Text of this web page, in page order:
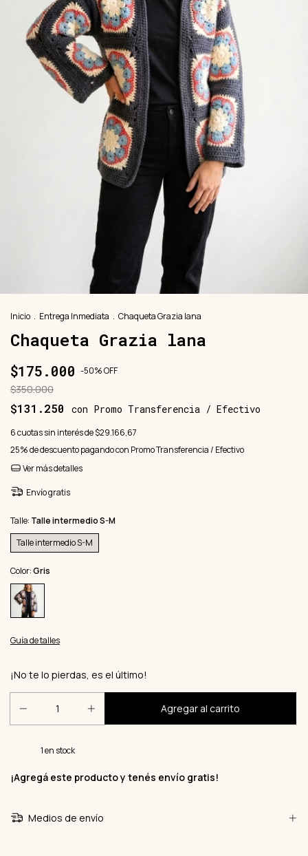
Inicio . Entrega Inmediata . Chaqueta Grazia lana
Chaqueta Grazia lana
$175.000 -50%OFF
$350.000
$131.250 con Promo Transferencia / Efectivo
6cuotas sin interés de$29.166,67
25% de descuentopagando con Promo Transferencia / Efectivo
Ver más detalles
Envío gratis
Talle: Talle intermedio S-M
Talle intermedio S-M
Color:Gris
Guía de talles
¡No te lo pierdas, es el último!
1en stock
¡Agregá este producto y tenés envío gratis!
Medios de envío